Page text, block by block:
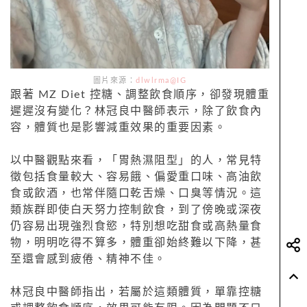
圖片來源：dlwlrma@IG
跟著 MZ Diet 控糖、調整飲食順序，卻發現體重
遲遲沒有變化？林冠良中醫師表示，除了飲食內
容，體質也是影響減重效果的重要因素。
以中醫觀點來看，「胃熱濕阻型」的人，常見特
徵包括食量較大、容易餓、偏愛重口味、高油飲
食或飲酒，也常伴隨口乾舌燥、口臭等情況。這
類族群即使白天努力控制飲食，到了傍晚或深夜
仍容易出現強烈食慾，特別想吃甜食或高熱量食
物，明明吃得不算多，體重卻始終難以下降，甚
至還會感到疲倦、精神不佳。
林冠良中醫師指出，若屬於這類體質，單靠控糖